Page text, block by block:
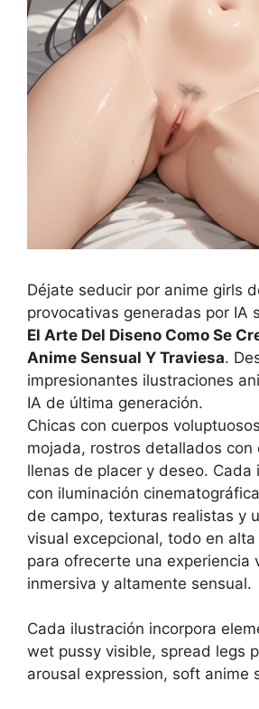
Déjate seducir por anime girls
provocativas generadas por IA
El Arte Del Diseno Como Se
Anime Sensual Y Traviesa.
impresionantes ilustraciones
IA de última generación.
Chicas con cuerpos
mojada, rostros detallados con
llenas de placer y deseo. Cada
con iluminación
de campo, texturas realistas y
visual excepcional, todo en alta
para ofrecerte una experiencia
inmersiva y altamente sensual.
Cada ilustración incorpora
wet pussy visible, spread legs
arousal expression, soft anime